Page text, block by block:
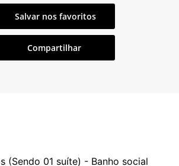
Salvar nos favoritos
Compartilhar
(Sendo 01 suíte) - Banho social